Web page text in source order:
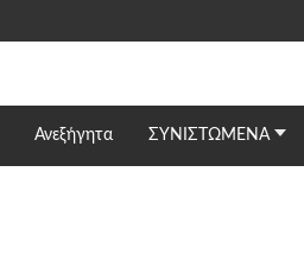
Ανεξήγητα ΣΥΝΙΣΤΩΜΕΝΑ